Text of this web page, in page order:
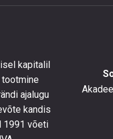
saada
olla
kursis
kapitalil
ajalugu
kandis
1991 võeti